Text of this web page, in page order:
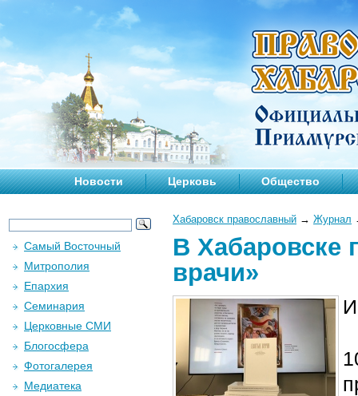
Новости Церковь Общество
Хабаровск православный → Журнал
В Хабаровске
врачи»
Самый Восточный
Митрополия
Епархия
Семинария
Церковные СМИ
Блогосфера
Фотогалерея
Медиатека